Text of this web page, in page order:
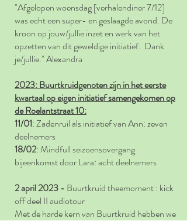
"Afgelopen woensdag [verhalendiner 7/12]
was echt een super- en geslaagde avond. De
kroon op jouw/jullie inzet en werk van het
opzetten van dit geweldige initiatief. Dank
je/jullie." Alexandra
2023: Buurtkruidgenoten zijn in het eerste
kwartaal op eigen initiatief samengekomen op
de Roelantstraat 10:
11/01: Zadenruil als initiatief van Ann: zeven
deelnemers
18/02: Mindfull seizoensovergang
bijeenkomst door Lara: acht deelnemers
2 april 2023 - Buurtkruid theemoment : kick
off deel II audiotour
Met de harde kern van Buurtkruid hebben we